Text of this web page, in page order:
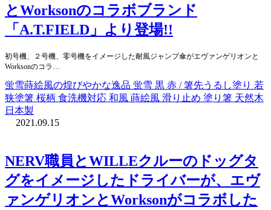
とWorksonのコラボブランド
「A.T.FIELD」より登場!!
初号機、２号機、零号機をイメージした耐風ジャンプ傘がエヴァンゲリオンと
Worksonのコラ…
蛍雪蒔絵風の煌びやかな逸品 蛍雪 黒 赤 / 箸先うるし塗り 若
狭塗箸 桜柄 食洗機対応 和風 蒔絵風 滑り止め 塗り箸 天然木
日本製
2021.09.15
NERV職員とWILLEクルーのドッグタ
グをイメージしたドライバーが、エヴ
ァンゲリオンとWorksonがコラボした